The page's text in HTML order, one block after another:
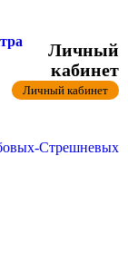
Стрешневых
Личный
кабинет
Личный кабинет